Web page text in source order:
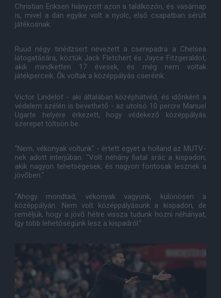
Christian Eriksen hiányzott azon a találkozón, és vasárnap
is, mivel a dán egyike volt a nyolc, első csapatban sérült
játékosnak.
Ruud négy tinédzsert nevezett a cserepadra a Chelsea
látogatására, köztük Jack Fletchert és Jayce Fitzgeraldot,
akik mindketten 17 évesek, és még nem voltak
játékperceik. Ők voltak a középpályás cseréink.
Victor Lindelöf - aki általában középhátvéd, és időnként a
védelem szélén is bevethető - az utolsó 10 percre Manuel
Ugarte helyére érkezett, hogy védekező középpályás
szerepet töltsön be.
"Nem, vékonyak voltunk" - értett egyet a holland az MUTV-
nek adott interjúban. "Volt néhány fiatal srác a kispadon,
akik nagyon tehetségesek, és nagyon fontosak lesznek a
jövőben."
"Ahogy mondtad, vékonyak vagyunk, különösen a
középpályán. Nem volt középpályásunk a kispadon, de
reméljük, hogy a jövő hétre vissza tudunk hozni néhányat,
így több lehetőségünk lesz a kispadról."